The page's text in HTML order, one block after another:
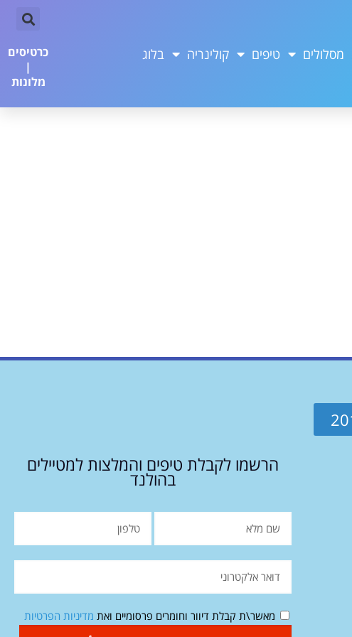
מסלולים טיפים קולינריה בלוג
כרטיסים
|
מלונות
הרשמו לקבלת טיפים והמלצות למטיילים
בהולנד
מאשר\ת קבלת דיוור וחומרים פרסומיים ואת מדיניות הפרטיות